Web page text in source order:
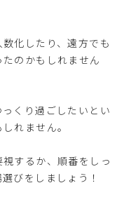
化したり、遠方でも
のかもしれません
くり過ごしたいとい
れません。
するか、順番をしっ
びをしましょう！